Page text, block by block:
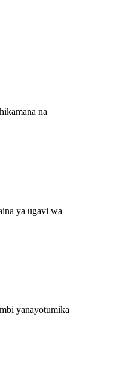
na
ya ugavi wa
yanayotumika